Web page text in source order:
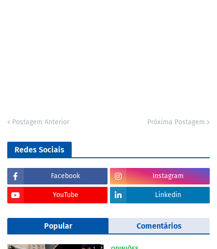
Postagem Anterior Próxima Postagem
Redes Sociais
Facebook Instagram
YouTube Linkedin
Popular Comentários